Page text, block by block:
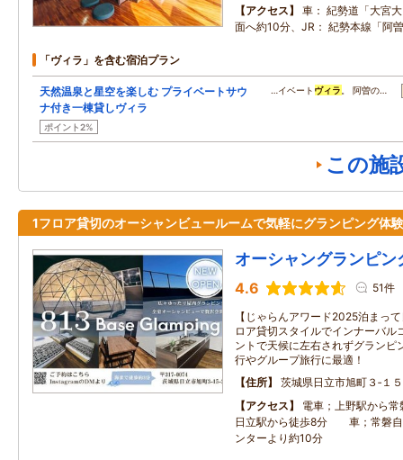
アクセス
車： 紀勢道「大宮
面へ約10分、JR： 紀勢本線「阿
「ヴィラ」を含む宿泊プラン
天然温泉と星空を楽しむ プライベートサウ
ナ付き一棟貸しヴィラ
ポイント2%
…イベート ヴィラ 。 阿曽の…
この施
1フロア貸切のオーシャンビュールームで気軽にグランピング体
オーシャングランピン
4.6 51件
【じゃらんアワード2025泊まっ
ロア貸切スタイルでインナーバル
ントで天候に左右されずグランピ
行やグループ旅行に最適！
住所
茨城県日立市旭町３‐１
アクセス
電車；上野駅から
日立駅から徒歩8分 車；常磐自
ンターより約10分